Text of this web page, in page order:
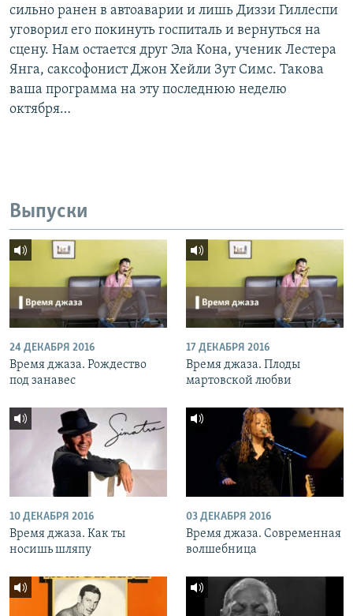
сильно ранен в автоаварии и лишь Диззи Гиллеспи
уговорил его покинуть госпиталь и вернуться на
сцену. Нам остается друг Эла Кона, ученик Лестера
Янга, саксофонист Джон Хейли Зут Симс. Такова
ваша программа на эту последнюю неделю
октября…
Выпуски
24 ДЕКАБРЯ 2016
Время джаза. Рождество
под занавес
17 ДЕКАБРЯ 2016
Время джаза. Плоды
мартовской любви
10 ДЕКАБРЯ 2016
Время джаза. Как ты
носишь шляпу
03 ДЕКАБРЯ 2016
Время джаза. Современная
волшебница